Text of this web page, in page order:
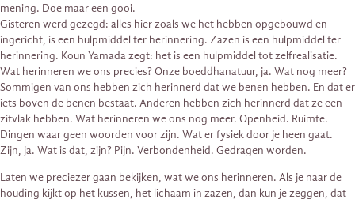
mening. Doe maar een gooi.
Gisteren werd gezegd: alles hier zoals we het hebben opgebouwd en
ingericht, is een hulpmiddel ter herinnering. Zazen is een hulpmiddel ter
herinnering. Koun Yamada zegt: het is een hulpmiddel tot zelfrealisatie.
Wat herinneren we ons precies? Onze boeddhanatuur, ja. Wat nog meer?
Sommigen van ons hebben zich herinnerd dat we benen hebben. En dat er
iets boven de benen bestaat. Anderen hebben zich herinnerd dat ze een
zitvlak hebben. Wat herinneren we ons nog meer. Openheid. Ruimte.
Dingen waar geen woorden voor zijn. Wat er fysiek door je heen gaat.
Zijn, ja. Wat is dat, zijn? Pijn. Verbondenheid. Gedragen worden.
Laten we preciezer gaan bekijken, wat we ons herinneren. Als je naar de
houding kijkt op het kussen, het lichaam in zazen, dan kun je zeggen, dat